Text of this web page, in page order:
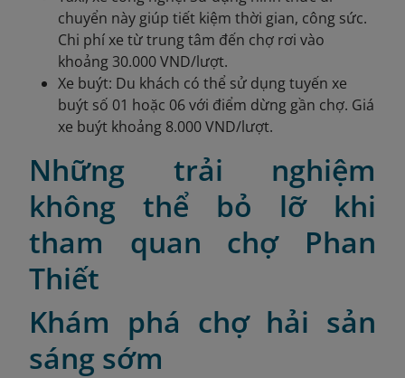
chuyển này giúp tiết kiệm thời gian, công sức.
Chi phí xe từ trung tâm đến chợ rơi vào
khoảng 30.000 VND/lượt.
Xe buýt: Du khách có thể sử dụng tuyến xe
buýt số 01 hoặc 06 với điểm dừng gần chợ. Giá
xe buýt khoảng 8.000 VND/lượt.
Những trải nghiệm
không thể bỏ lỡ khi
tham quan chợ Phan
Thiết
Khám phá chợ hải sản
sáng sớm